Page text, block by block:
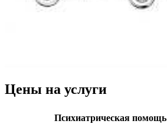
Цены на услуги
Психиатрическая помощь